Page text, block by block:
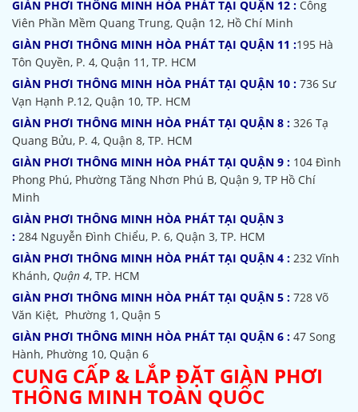
GIÀN PHƠI THÔNG MINH HÒA PHÁT TẠI QUẬN 12 : Công
Viên Phần Mềm Quang Trung, Quận 12, Hồ Chí Minh
GIÀN PHƠI THÔNG MINH HÒA PHÁT TẠI QUẬN 11 :195 Hà
Tôn Quyền, P. 4, Quận 11, TP. HCM
GIÀN PHƠI THÔNG MINH HÒA PHÁT TẠI QUẬN 10 : 736 Sư
Vạn Hạnh P.12, Quận 10, TP. HCM
GIÀN PHƠI THÔNG MINH HÒA PHÁT TẠI QUẬN 8 : 326 Tạ
Quang Bửu, P. 4, Quận 8, TP. HCM
GIÀN PHƠI THÔNG MINH HÒA PHÁT TẠI QUẬN 9 : 104 Đình
Phong Phú, Phường Tăng Nhơn Phú B, Quận 9, TP Hồ Chí
Minh
GIÀN PHƠI THÔNG MINH HÒA PHÁT TẠI QUẬN 3
: 284 Nguyễn Đình Chiểu, P. 6, Quận 3, TP. HCM
GIÀN PHƠI THÔNG MINH HÒA PHÁT TẠI QUẬN 4 : 232 Vĩnh
Khánh, Quận 4, TP. HCM
GIÀN PHƠI THÔNG MINH HÒA PHÁT TẠI QUẬN 5 : 728 Võ
Văn Kiệt, Phường 1, Quận 5
GIÀN PHƠI THÔNG MINH HÒA PHÁT TẠI QUẬN 6 : 47 Song
Hành, Phường 10, Quận 6
CUNG CẤP & LẮP ĐẶT GIÀN PHƠI
THÔNG MINH TOÀN QUỐC